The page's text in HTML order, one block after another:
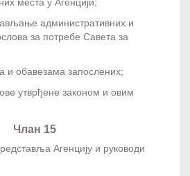
места у Агенцији;
административних и
за потребе Савета за
и обавезама запослених;
утврђене законом и овим
Члан 15
Агенцију и руководи